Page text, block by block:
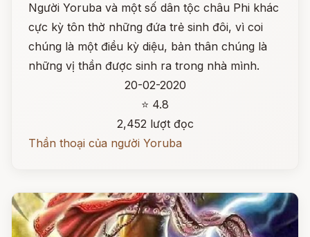
Người Yoruba và một số dân tộc châu Phi khác
cực kỳ tôn thờ những đứa trẻ sinh đôi, vì coi
chúng là một điều kỳ diệu, bản thân chúng là
những vị thần được sinh ra trong nhà mình.
20-02-2020
⭐ 4.8
2,452 lượt đọc
Thần thoại của người Yoruba